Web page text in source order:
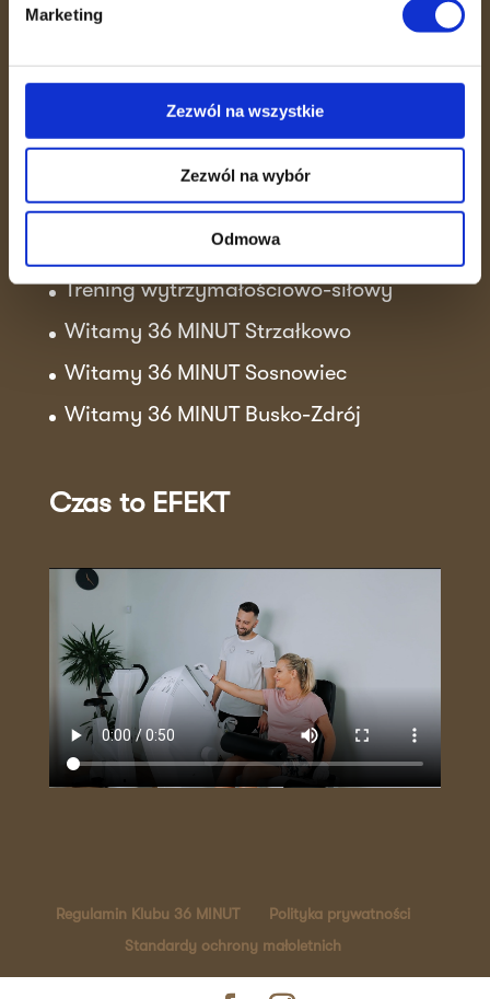
Marketing
Zezwól na wszystkie
Zezwól na wybór
Odmowa
fizjoterapeutów pomagamy Ci dbać o
Skutecznie, bezpiecznie i w otoczeniu
ludzi, którzy motywują do działania.
Aktualności
Sukcesy klubowiczek!
Trening wytrzymałościowo-siłowy
Witamy 36 MINUT Strzałkowo
Witamy 36 MINUT Sosnowiec
Witamy 36 MINUT Busko-Zdrój
Czas to EFEKT
Regulamin Klubu 36 MINUT
Polityka prywatności
Standardy ochrony małoletnich